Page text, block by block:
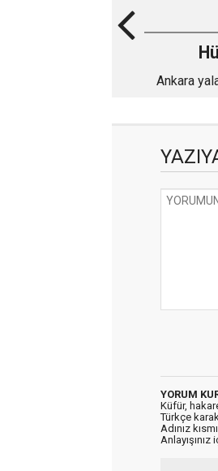
Ankara
YORUM
Küfür,
Türkçe
Adınız